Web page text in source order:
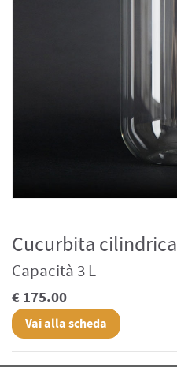
Cucurbita cilindrica
Capacità 3 L
€ 175.00
Vai alla scheda